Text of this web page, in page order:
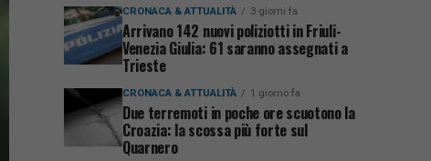
CRONACA & ATTUALITÀ 3 giorni fa
Arrivano 142 nuovi poliziotti in Friuli-
Venezia Giulia: 61 saranno assegnati a
Trieste
CRONACA & ATTUALITÀ 1 giorno fa
Due terremoti in poche ore scuotono la
Croazia: la scossa più forte sul
Quarnero